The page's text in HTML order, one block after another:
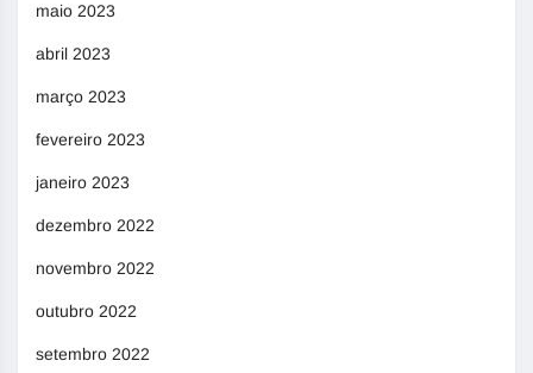
maio 2023
abril 2023
março 2023
fevereiro 2023
janeiro 2023
dezembro 2022
novembro 2022
outubro 2022
setembro 2022